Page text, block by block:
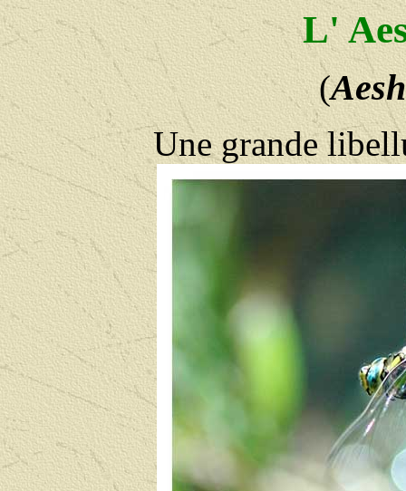
L'
(
Une grande